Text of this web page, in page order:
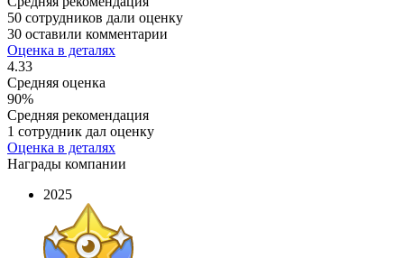
50 сотрудников дали оценку
30 оставили комментарии
Оценка в деталях
4.33
Средняя оценка
90%
Средняя рекомендация
1 сотрудник дал оценку
Оценка в деталях
Награды компании
2025